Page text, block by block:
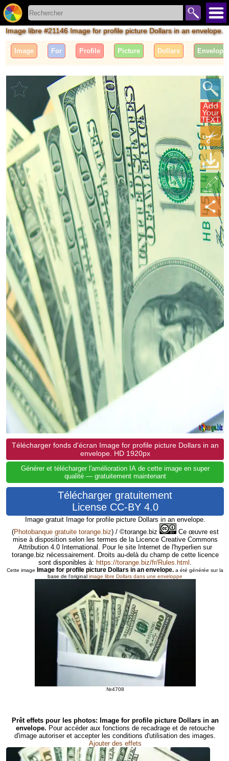
Image libre #21146 Image for profile picture Dollars in an envelope.
Image For Profile Picture Dollars Envelope
Télécharger fonds d'écran Image for profile picture Dollars in an
envelope. HD 1920px
Générer et télécharger l'amélioration IA de cette image en super
qualité — gratuitement maintenant
Télécharger gratuitement
License CC-BY 4.0
Image gratuit Image for profile picture Dollars in an envelope.
(Photobanque gratuite torange.biz) / ©torange.biz
Ce œuvre est
mise à disposition selon les termes de la Licence Creative Commons
Attribution 4.0 International. Pour le site Internet de l'hyperlien sur
torange.biz nécessairement. Droits au-delà du champ de cette licence
sont disponibles à: https://torange.biz/fr/Rules.html
Cette image Image for profile picture Dollars in an envelope. a été générée sur la
base de l'original image libre Dollars dans une enveloppe
№4708
Prêt effets pour les photos: Image for profile picture Dollars in an
envelope. Pour accéder aux fonctions de recadrage et de retouche
d'image autoriser et accepter les conditions d'utilisation des images.
Ajouter des effets